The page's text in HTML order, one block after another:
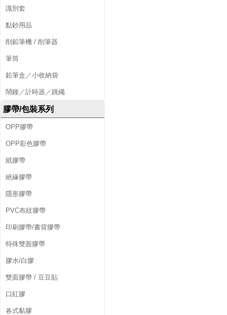
識別套
點鈔用品
削鉛筆機 / 削筆器
筆筒
鉛筆盒／小收納袋
鬧鐘／計時器／跳繩
膠帶/包裝系列
OPP膠帶
OPP彩色膠帶
紙膠帶
絕緣膠帶
隱形膠帶
PVC布紋膠帶
印刷膠帶/書背膠帶
特殊雙面膠帶
膠水/白膠
雙面膠帶 / 豆豆貼
口紅膠
各式黏膠